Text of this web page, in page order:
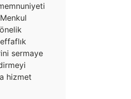
sermaye
hizmet